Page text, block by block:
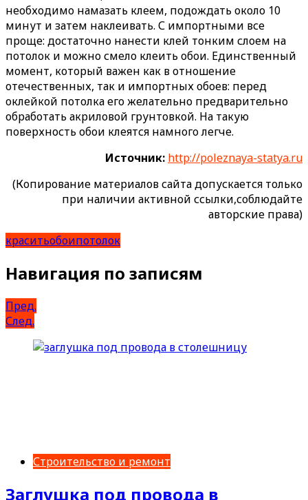
необходимо намазать клеем, подождать около 10
минут и затем наклеивать. С импортными все
проще: достаточно нанести клей тонким слоем на
потолок и можно смело клеить обои. Единственный
момент, который важен как в отношение
отечественных, так и импортных обоев: перед
оклейкой потолка его желательно предварительно
обработать акриловой грунтовкой. На такую
поверхность обои клеятся намного легче.
Источник: http://poleznaya-statya.ru
(Копирование материалов сайта допускается только
при наличии активной ссылки,соблюдайте
авторские права)
краситьобоипотолок
Навигация по записям
Пред.
След.
Строительство и ремонт
Заглушка под провода в